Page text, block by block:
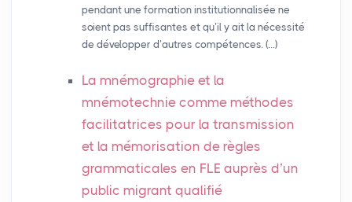
pendant une formation institutionnalisée ne
soient pas suffisantes et qu’il y ait la nécessité
de développer d’autres compétences. (…)
La mnémographie et la
mnémotechnie comme méthodes
facilitatrices pour la transmission
et la mémorisation de règles
grammaticales en FLE auprès d’un
public migrant qualifié